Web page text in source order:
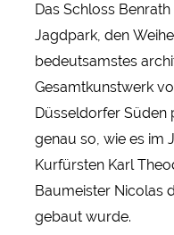
Das Schloss
Jagdpark, den
bedeutsamstes
Gesamtkunstwerk
Düsseldorfer Süden
genau so, wie es im
Kurfürsten Karl
Baumeister Nicolas
gebaut wurde.